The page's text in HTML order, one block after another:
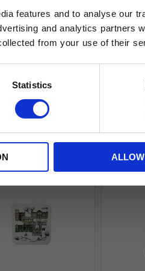
features and to analyse our
and analytics partners
from your use of their
Statistics